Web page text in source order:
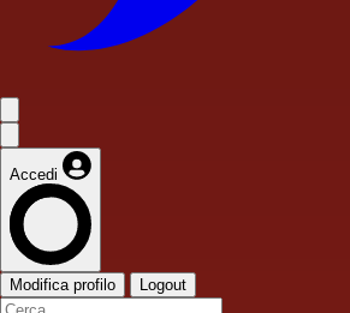
Accedi
Modifica profilo Logout